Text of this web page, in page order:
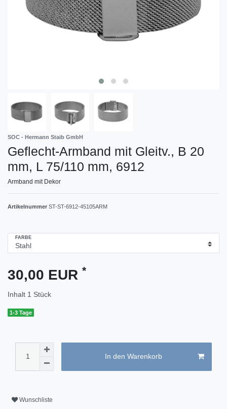
SOC - Hermann Staib GmbH
Geflecht-Armband mit Gleitv., B 20
mm, L 75/110 mm, 6912
Armband mit Dekor
Artikelnummer ST-ST-6912-45105ARM
FARBE
30,00 EUR *
Inhalt 1 Stück
1-3 Tage
In den Warenkorb
Wunschliste